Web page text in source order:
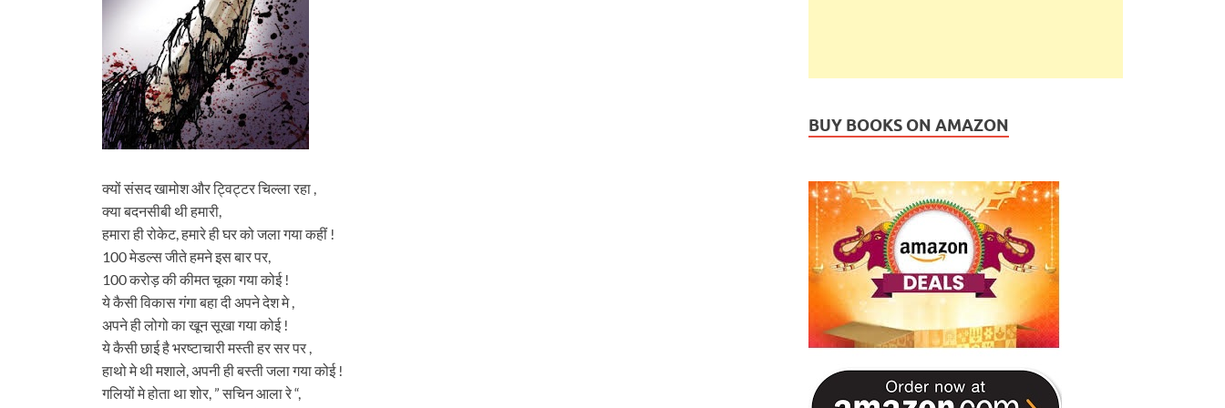
क्यों संसद खामोश और ट्विट्टर चिल्ला रहा ,
क्या बदनसीबी थी हमारी,
हमारा ही रोकेट, हमारे ही घर को जला गया कहीं !
100 मेडल्स जीते हमने इस बार पर,
100 करोड़ की कीमत चूका गया कोई !
ये कैसी विकास गंगा बहा दी अपने देश मे ,
अपने ही लोगो का खून सूखा गया कोई !
ये कैसी छाई है भरष्टाचारी मस्ती हर सर पर ,
हाथो मे थी मशाले, अपनी ही बस्ती जला गया कोई !
गलियों मे होता था शोर, ” सचिन आला रे “,
BUY BOOKS ON AMAZON